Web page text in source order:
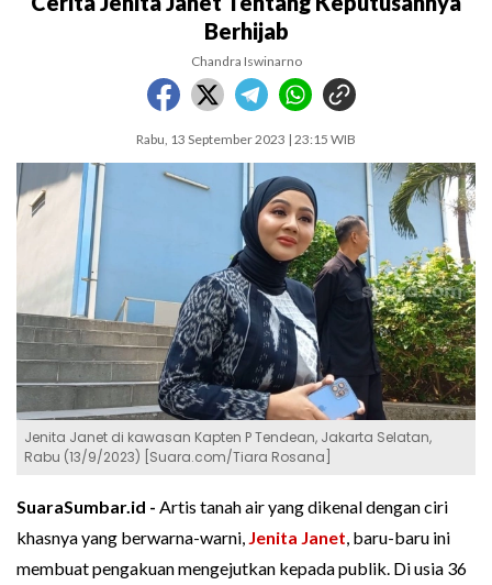
Berhijab
Chandra Iswinarno
Rabu, 13 September 2023 | 23:15 WIB
Jenita Janet di kawasan Kapten P Tendean, Jakarta Selatan,
Rabu (13/9/2023) [Suara.com/Tiara Rosana]
SuaraSumbar.id - Artis tanah air yang dikenal dengan ciri
khasnya yang berwarna-warni, Jenita Janet, baru-baru ini
membuat pengakuan mengejutkan kepada publik. Di usia 36